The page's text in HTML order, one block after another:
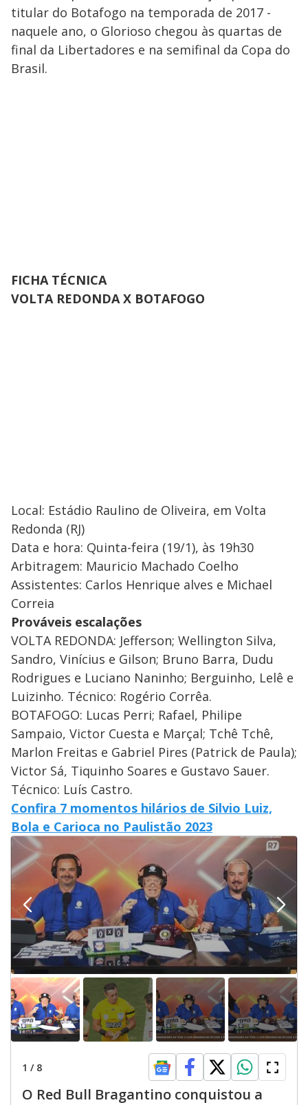
titular do Botafogo na temporada de 2017 -
naquele ano, o Glorioso chegou às quartas de
final da Libertadores e na semifinal da Copa do
Brasil.
FICHA TÉCNICA
VOLTA REDONDA X BOTAFOGO
Local: Estádio Raulino de Oliveira, em Volta
Redonda (RJ)
Data e hora: Quinta-feira (19/1), às 19h30
Arbitragem: Mauricio Machado Coelho
Assistentes: Carlos Henrique alves e Michael
Correia
Prováveis escalações
VOLTA REDONDA: Jefferson; Wellington Silva,
Sandro, Vinícius e Gilson; Bruno Barra, Dudu
Rodrigues e Luciano Naninho; Berguinho, Lelê e
Luizinho. Técnico: Rogério Corrêa.
BOTAFOGO: Lucas Perri; Rafael, Philipe
Sampaio, Victor Cuesta e Marçal; Tchê Tchê,
Marlon Freitas e Gabriel Pires (Patrick de Paula);
Victor Sá, Tiquinho Soares e Gustavo Sauer.
Técnico: Luís Castro.
Confira 7 momentos hilários de Silvio Luiz,
Bola e Carioca no Paulistão 2023
1 / 8
O Red Bull Bragantino conquistou a